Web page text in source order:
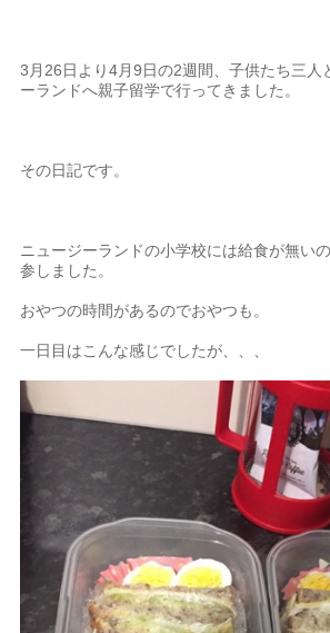
3月26日より4月9日の2週間、子供たち三人
ーランドへ親子留学で行ってきました。
その日記です。
ニュージーランドの小学校には給食が無い
参しました。
おやつの時間があるのでおやつも。
一日目はこんな感じでしたが、、、